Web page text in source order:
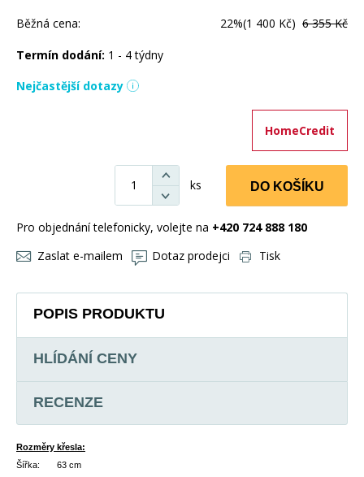
Běžná cena: 22%(1 400 Kč) 6 355 Kč
Termín dodání: 1 - 4 týdny
Nejčastější dotazy
HomeCredit
ks DO KOŠÍKU
Pro objednání telefonicky, volejte na +420 724 888 180
Zaslat e-mailem
Dotaz prodejci Tisk
POPIS PRODUKTU
HLÍDÁNÍ CENY
RECENZE
Rozměry křesla:
Šířka: 63 cm